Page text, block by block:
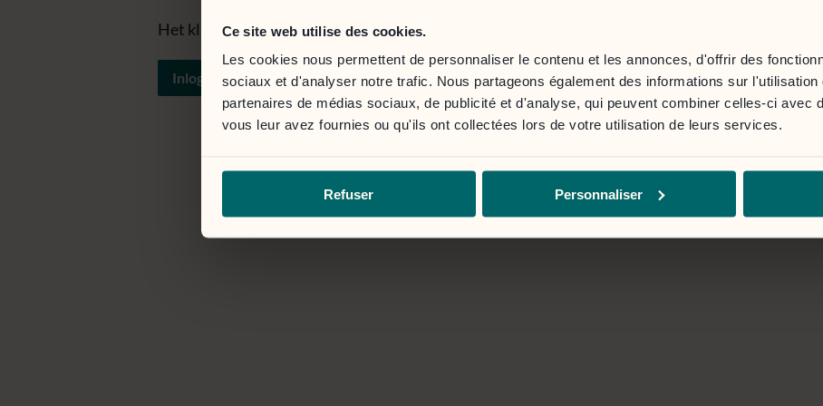
Ce site web utilise des cookies.
Les cookies nous permettent de personnaliser le contenu et les annonces, d'offrir des
sociaux et d'analyser notre trafic. Nous partageons également des informations sur
partenaires de médias sociaux, de publicité et d'analyse, qui peuvent combiner celles-ci avec
vous leur avez fournies ou qu'ils ont collectées lors de votre utilisation de leurs services.
Refuser Personnaliser
Het klantportaal is toegankelijk via de onderstaande knop.
Inloggen
Le portail client est
Se connecter